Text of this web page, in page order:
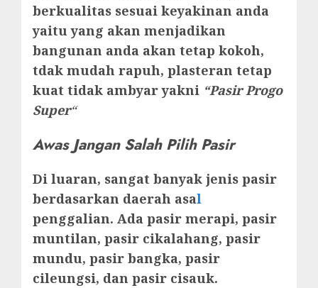
berkualitas sesuai keyakinan anda
yaitu yang akan menjadikan
bangunan anda akan tetap kokoh,
tdak mudah rapuh, plasteran tetap
kuat tidak ambyar yakni “Pasir Progo
Super“
Awas Jangan Salah Pilih Pasir
Di luaran, sangat banyak jenis pasir
berdasarkan daerah asal
penggalian. Ada pasir merapi, pasir
muntilan, pasir cikalahang, pasir
mundu, pasir bangka, pasir
cileungsi, dan pasir cisauk.